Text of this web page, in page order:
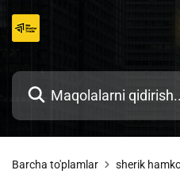
o'tish
Barcha to'plamlar
sherik